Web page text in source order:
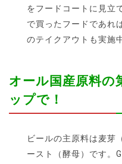
をフードコートに見立
で買ったフードであれ
のテイクアウトも実施
オール国産原料の
ップで！
ビールの主原料は麦芽
ースト（酵母）です。